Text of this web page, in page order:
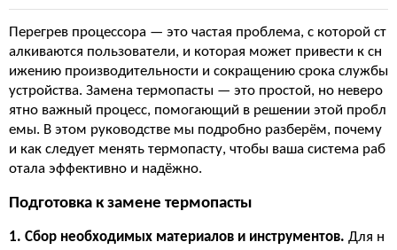
Перегрев процессора — это частая проблема, с которой ст
алкиваются пользователи, и которая может привести к сн
ижению производительности и сокращению срока службы
устройства. Замена термопасты — это простой, но неверо
ятно важный процесс, помогающий в решении этой пробл
емы. В этом руководстве мы подробно разберём, почему
и как следует менять термопасту, чтобы ваша система раб
отала эффективно и надёжно.
Подготовка к замене термопасты
1. Сбор необходимых материалов и инструментов. Для н